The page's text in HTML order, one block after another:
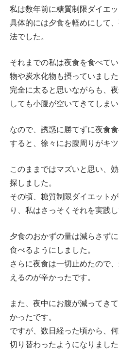
私は数年前に糖質制限ダイエッ
具体的には夕食を軽めにして
法でした。
それまでの私は夜食を食べて
物や炭水化物も摂っていました
完全に太ると思いながらも、
しても小腹が空いてきてしまい
なので、誘惑に勝てずに夜食食
すると、徐々にお腹周りがキ
このままではマズいと思い、
探しました。
その頃、糖質制限ダイエット
り、私はさっそくそれを実践
夕食のおかずの量は減らさず
食べるようにしました。
さらに夜食は一切止めたので
えるのが辛かったです。
また、夜中にお腹が減ってき
かったです。
ですが、数日経った頃から、
切り替わったようになりました